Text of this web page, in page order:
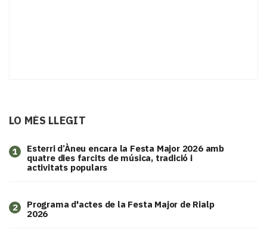
LO MÉS LLEGIT
1
Esterri d’Àneu encara la Festa Major 2026 amb
quatre dies farcits de música, tradició i
activitats populars
2
Programa d'actes de la Festa Major de Rialp
2026